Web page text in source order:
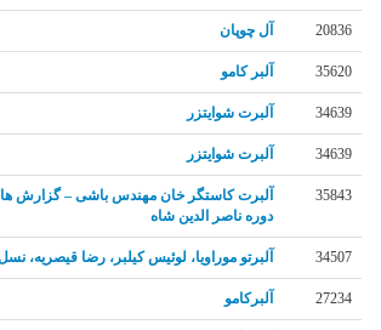
20836 آل چوپان
35620 آلبر کامو
34639 آلبرت شوایتزر
34639 آلبرت شوایتزر
35843
آلبرت کاستگر خان مهندس باشی – گزارش
دوره ناصر الدین شاه
34507 آلبرتو موراویا، لوئیس کیلبر، رضا قیصریه، نسل
27234 آلبرکامو